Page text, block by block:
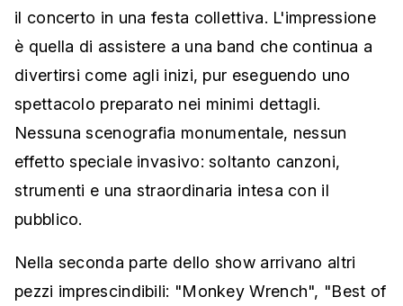
il concerto in una festa collettiva. L'impressione
è quella di assistere a una band che continua a
divertirsi come agli inizi, pur eseguendo uno
spettacolo preparato nei minimi dettagli.
Nessuna scenografia monumentale, nessun
effetto speciale invasivo: soltanto canzoni,
strumenti e una straordinaria intesa con il
pubblico.
Nella seconda parte dello show arrivano altri
pezzi imprescindibili: "Monkey Wrench", "Best of